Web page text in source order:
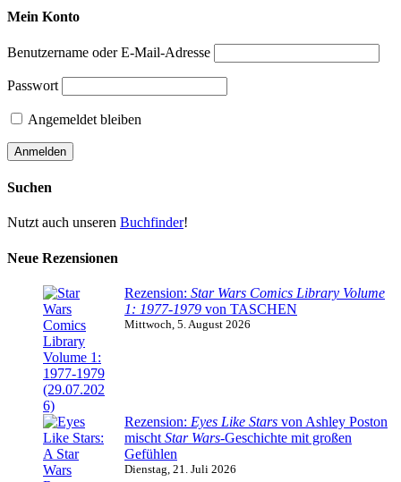
Mein Konto
Benutzername oder E-Mail-Adresse
Passwort
Angemeldet bleiben
Suchen
Nutzt auch unseren Buchfinder!
Neue Rezensionen
Rezension: Star Wars Comics Library Volume
1: 1977-1979 von TASCHEN
Mittwoch, 5. August 2026
Rezension: Eyes Like Stars von Ashley Poston
mischt Star Wars-Geschichte mit großen
Gefühlen
Dienstag, 21. Juli 2026